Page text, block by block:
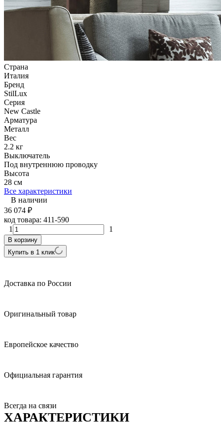
Страна
Италия
Бренд
StilLux
Серия
New Castle
Арматура
Металл
Вес
2.2 кг
Выключатель
Под внутреннюю проводку
Высота
28 см
Все характеристики
В наличии
36 074 ₽
код товара: 411-590
1
1
В корзину
Купить в 1 клик
Доставка по России
Оригинальный товар
Европейское качество
Официальная гарантия
Всегда на связи
ХАРАКТЕРИСТИКИ